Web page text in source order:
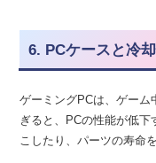
6. PCケースと冷
ゲーミングPCは、ゲーム
ぎると、PCの性能が低
こしたり、パーツの寿命